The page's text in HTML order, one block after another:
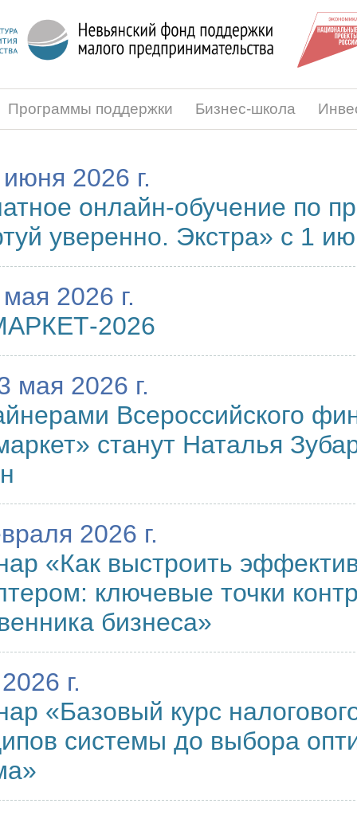
Программы поддержки Бизнес-школа
2026 г.
онлайн-обучение по
уверенно. Экстра» с 1
2026 г.
2026
мая 2026 г.
Всероссийского
станут Наталья
2026 г.
«Как выстроить
ключевые точки
бизнеса»
г.
«Базовый курс
системы до выбора